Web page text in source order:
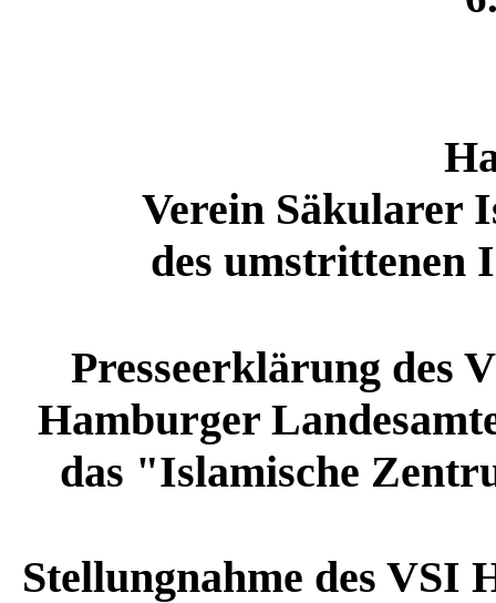
Verein Säkularer
des umstrittenen
Presseerklärung des
Hamburger
das "Islamische
Stellungnahme des